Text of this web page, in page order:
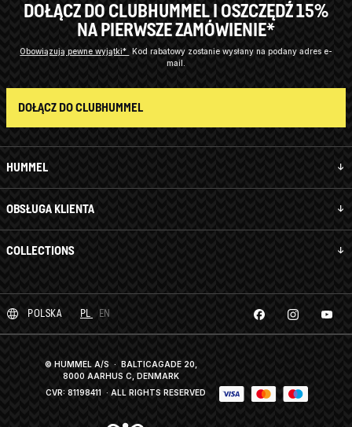
HUMMEL
OBSŁUGA KLIENTA
COLLECTIONS
DOŁĄCZ DO CLUBHUMMEL I OSZCZĘDŹ 15%
NA PIERWSZE ZAMÓWIENIE*
Obowiązują pewne wyjątki*
Kod rabatowy zostanie wysłany na podany adres e-
mail.
DOŁĄCZ DO CLUBHUMMEL
POLSKA PL EN
© HUMMEL A/S · BALTICAGADE 20,
8000 AARHUS C, DENMARK
CVR: 81198411 · ALL RIGHTS RESERVED